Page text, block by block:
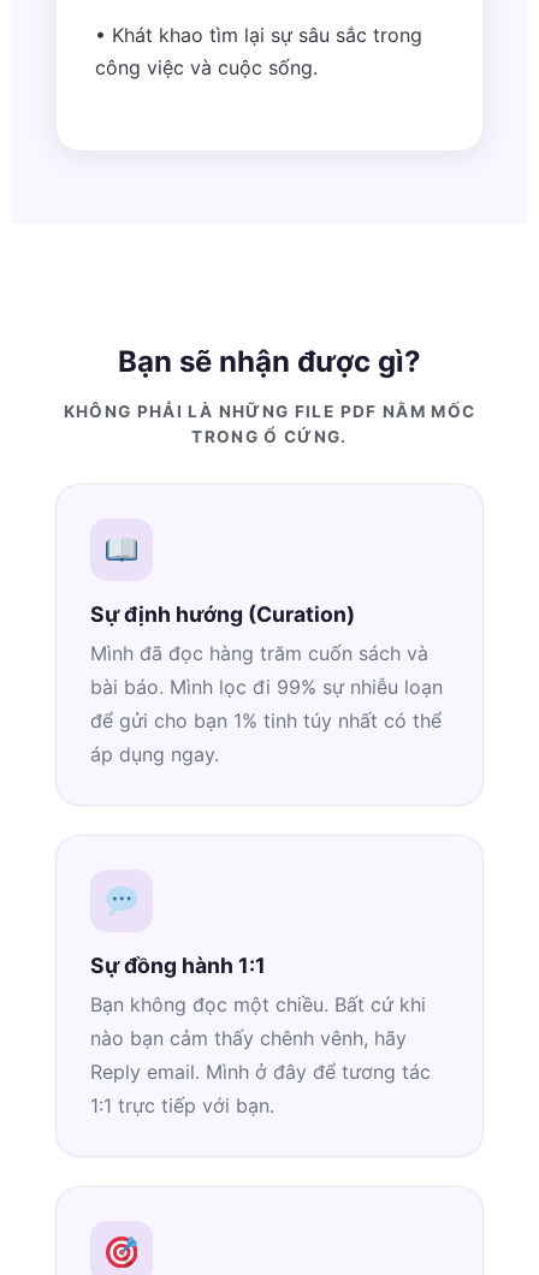
• Khát khao tìm lại sự sâu sắc trong
công việc và cuộc sống.
Bạn sẽ nhận được gì?
KHÔNG PHẢI LÀ NHỮNG FILE PDF NẰM MỐC
TRONG Ổ CỨNG.
Sự định hướng (Curation)
Mình đã đọc hàng trăm cuốn sách và
bài báo. Mình lọc đi 99% sự nhiễu loạn
để gửi cho bạn 1% tinh túy nhất có thể
áp dụng ngay.
Sự đồng hành 1:1
Bạn không đọc một chiều. Bất cứ khi
nào bạn cảm thấy chênh vênh, hãy
Reply email. Mình ở đây để tương tác
1:1 trực tiếp với bạn.